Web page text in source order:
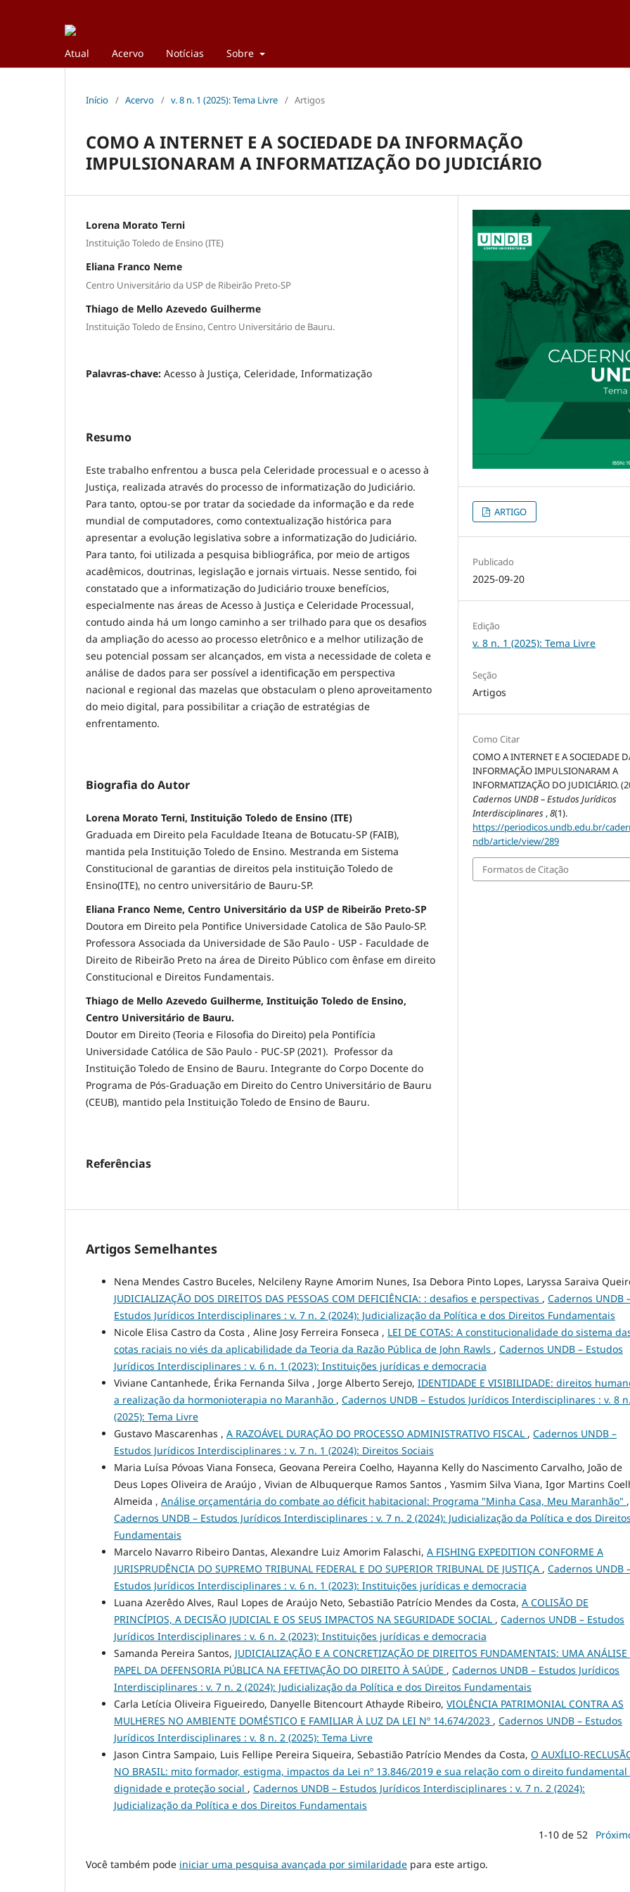
Atual Acervo Notícias Sobre
Início / Acervo / v. 8 n. 1 (2025): Tema Livre / Artigos
COMO A INTERNET E A SOCIEDADE DA INFORMAÇÃO
IMPULSIONARAM A INFORMATIZAÇÃO DO JUDICIÁRIO
Lorena Morato Terni
Instituição Toledo de Ensino (ITE)
Eliana Franco Neme
Centro Universitário da USP de Ribeirão Preto-SP
Thiago de Mello Azevedo Guilherme
Instituição Toledo de Ensino, Centro Universitário de Bauru.
Palavras-chave: Acesso à Justiça, Celeridade, Informatização
Resumo
Este trabalho enfrentou a busca pela Celeridade processual e o acesso à
Justiça, realizada através do processo de informatização do Judiciário.
Para tanto, optou-se por tratar da sociedade da informação e da rede
mundial de computadores, como contextualização histórica para
apresentar a evolução legislativa sobre a informatização do Judiciário.
Para tanto, foi utilizada a pesquisa bibliográfica, por meio de artigos
acadêmicos, doutrinas, legislação e jornais virtuais. Nesse sentido, foi
constatado que a informatização do Judiciário trouxe benefícios,
especialmente nas áreas de Acesso à Justiça e Celeridade Processual,
contudo ainda há um longo caminho a ser trilhado para que os desafios
da ampliação do acesso ao processo eletrônico e a melhor utilização de
seu potencial possam ser alcançados, em vista a necessidade de coleta e
análise de dados para ser possível a identificação em perspectiva
nacional e regional das mazelas que obstaculam o pleno aproveitamento
do meio digital, para possibilitar a criação de estratégias de
enfrentamento.
Biografia do Autor
Lorena Morato Terni, Instituição Toledo de Ensino (ITE)
Graduada em Direito pela Faculdade Iteana de Botucatu-SP (FAIB),
mantida pela Instituição Toledo de Ensino. Mestranda em Sistema
Constitucional de garantias de direitos pela instituição Toledo de
Ensino(ITE), no centro universitário de Bauru-SP.
Eliana Franco Neme, Centro Universitário da USP de Ribeirão Preto-SP
Doutora em Direito pela Pontifice Universidade Catolica de São Paulo-SP.
Professora Associada da Universidade de São Paulo - USP - Faculdade de
Direito de Ribeirão Preto na área de Direito Público com ênfase em direito
Constitucional e Direitos Fundamentais.
Thiago de Mello Azevedo Guilherme, Instituição Toledo de Ensino,
Centro Universitário de Bauru.
Doutor em Direito (Teoria e Filosofia do Direito) pela Pontifícia
Universidade Católica de São Paulo - PUC-SP (2021). Professor da
Instituição Toledo de Ensino de Bauru. Integrante do Corpo Docente do
Programa de Pós-Graduação em Direito do Centro Universitário de Bauru
(CEUB), mantido pela Instituição Toledo de Ensino de Bauru.
Referências
ARTIGO
Publicado
2025-09-20
Edição
v. 8 n. 1 (2025): Tema Livre
Seção
Artigos
Como Citar
COMO A INTERNET E A SOCIEDADE
INFORMAÇÃO IMPULSIONARAM A
INFORMATIZAÇÃO DO JUDICIÁRIO.
Cadernos UNDB – Estudos Jurídicos
Interdisciplinares ,8(1).
https://periodicos.undb.edu.br/
ndb/article/view/289
Formatos de Citação
Artigos Semelhantes
Nena Mendes Castro Buceles, Nelcileny Rayne Amorim Nunes, Isa Debora Pinto Lopes, Laryssa Saraiva
JUDICIALIZAÇÃO DOS DIREITOS DAS PESSOAS COM DEFICIÊNCIA: : desafios e perspectivas , Cadernos UNDB
Estudos Jurídicos Interdisciplinares : v. 7 n. 2 (2024): Judicialização da Política e dos Direitos Fundamentais
Nicole Elisa Castro da Costa , Aline Josy Ferreira Fonseca , LEI DE COTAS: A constitucionalidade do sistema
cotas raciais no viés da aplicabilidade da Teoria da Razão Pública de John Rawls , Cadernos UNDB – Estudos
Jurídicos Interdisciplinares : v. 6 n. 1 (2023): Instituições jurídicas e democracia
Viviane Cantanhede, Érika Fernanda Silva , Jorge Alberto Serejo, IDENTIDADE E VISIBILIDADE: direitos
a realização da hormonioterapia no Maranhão , Cadernos UNDB – Estudos Jurídicos Interdisciplinares : v. 8
(2025): Tema Livre
Gustavo Mascarenhas , A RAZOÁVEL DURAÇÃO DO PROCESSO ADMINISTRATIVO FISCAL , Cadernos UNDB –
Estudos Jurídicos Interdisciplinares : v. 7 n. 1 (2024): Direitos Sociais
Maria Luísa Póvoas Viana Fonseca, Geovana Pereira Coelho, Hayanna Kelly do Nascimento Carvalho, João de
Deus Lopes Oliveira de Araújo , Vivian de Albuquerque Ramos Santos , Yasmim Silva Viana, Igor Martins
Almeida , Análise orçamentária do combate ao déficit habitacional: Programa "Minha Casa, Meu Maranhão" ,
Cadernos UNDB – Estudos Jurídicos Interdisciplinares : v. 7 n. 2 (2024): Judicialização da Política e dos Direitos
Fundamentais
Marcelo Navarro Ribeiro Dantas, Alexandre Luiz Amorim Falaschi, A FISHING EXPEDITION CONFORME A
JURISPRUDÊNCIA DO SUPREMO TRIBUNAL FEDERAL E DO SUPERIOR TRIBUNAL DE JUSTIÇA , Cadernos UNDB
Estudos Jurídicos Interdisciplinares : v. 6 n. 1 (2023): Instituições jurídicas e democracia
Luana Azerêdo Alves, Raul Lopes de Araújo Neto, Sebastião Patrício Mendes da Costa, A COLISÃO DE
PRINCÍPIOS, A DECISÃO JUDICIAL E OS SEUS IMPACTOS NA SEGURIDADE SOCIAL , Cadernos UNDB – Estudos
Jurídicos Interdisciplinares : v. 6 n. 2 (2023): Instituições jurídicas e democracia
Samanda Pereira Santos, JUDICIALIZAÇÃO E A CONCRETIZAÇÃO DE DIREITOS FUNDAMENTAIS: UMA ANÁLISE
PAPEL DA DEFENSORIA PÚBLICA NA EFETIVAÇÃO DO DIREITO À SAÚDE , Cadernos UNDB – Estudos Jurídicos
Interdisciplinares : v. 7 n. 2 (2024): Judicialização da Política e dos Direitos Fundamentais
Carla Letícia Oliveira Figueiredo, Danyelle Bitencourt Athayde Ribeiro, VIOLÊNCIA PATRIMONIAL CONTRA AS
MULHERES NO AMBIENTE DOMÉSTICO E FAMILIAR À LUZ DA LEI Nº 14.674/2023 , Cadernos UNDB – Estudos
Jurídicos Interdisciplinares : v. 8 n. 2 (2025): Tema Livre
Jason Cintra Sampaio, Luis Fellipe Pereira Siqueira, Sebastião Patrício Mendes da Costa, O AUXÍLIO-
NO BRASIL: mito formador, estigma, impactos da Lei nº 13.846/2019 e sua relação com o direito fundamental
dignidade e proteção social , Cadernos UNDB – Estudos Jurídicos Interdisciplinares : v. 7 n. 2 (2024):
Judicialização da Política e dos Direitos Fundamentais
1-10 de 52
Você também pode iniciar uma pesquisa avançada por similaridade para este artigo.